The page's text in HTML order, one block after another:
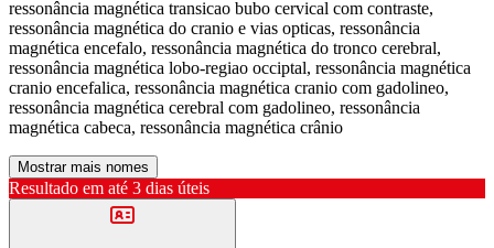
ressonância magnética transicao bubo cervical com contraste,
ressonância magnética do cranio e vias opticas, ressonância
magnética encefalo, ressonância magnética do tronco cerebral,
ressonância magnética lobo-regiao occiptal, ressonância magnética
cranio encefalica, ressonância magnética cranio com gadolineo,
ressonância magnética cerebral com gadolineo, ressonância
magnética cabeca, ressonância magnética crânio
Mostrar mais nomes
Resultado em até 3 dias úteis